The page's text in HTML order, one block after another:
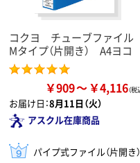
コクヨ チューブファイル
Mタイプ（片開き） A4ヨコ
￥909 ￥4,116
お届け日：8月11日（火）
アスクル在庫商品
パイプ式ファイル（片開き）